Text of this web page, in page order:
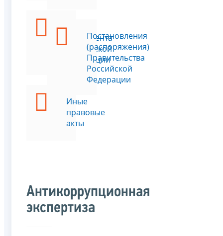
Указы
Президента
Российской
Федерации
Иные
правовые
акты
Постановления
(распоряжения)
Правительства
Российской
Федерации
Антикоррупционная
экспертиза